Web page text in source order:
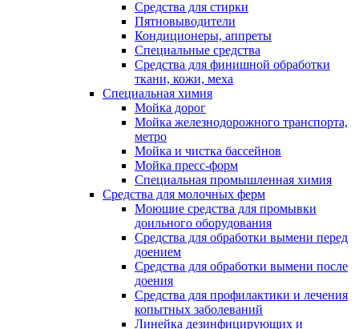
Средства для стирки
Пятновыводители
Кондиционеры, аппреты
Специальные средства
Средства для финишной обработки
ткани, кожи, меха
Специальная химия
Мойка дорог
Мойка железнодорожного транспорта,
метро
Мойка и чистка бассейнов
Мойка пресс-форм
Специальная промышленная химия
Средства для молочных ферм
Моющие средства для промывки
доильного оборудования
Средства для обработки вымени перед
доением
Средства для обработки вымени после
доения
Средства для профилактики и лечения
копытных заболеваний
Линейка дезинфицирующих и